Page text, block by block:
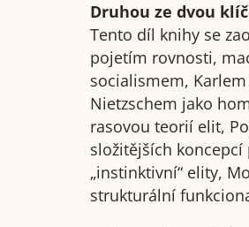
Druhou ze dvou
Tento díl knihy se
pojetím rovnosti,
socialismem,
Nietzschem jako
rasovou teorií elit,
složitějších
„instinktivní“ elity,
strukturální